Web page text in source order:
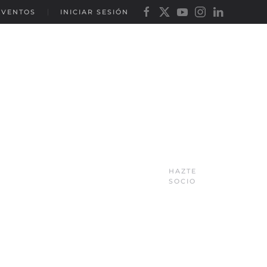
INICIAR SESIÓN
HAZTE
SOCIO